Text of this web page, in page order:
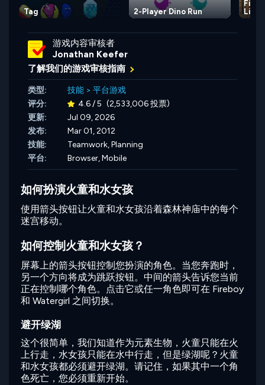
Tag 2-Player Dino Run
Light
游戏内容审核者
Jonathan Keefer
了解我们的游戏审核指南
类型: 技能 > 平台游戏
评分:
4.6 / 5 (2,533,006 投票)
更新:
Jul 09, 2026
发布:
Mar 01, 2012
技能:
Teamwork,Planning
平台:
Browser, Mobile
如何扮演火童和水女孩
使用箭头按钮让火童和水女孩沿着森林神庙中的每个
迷宫移动。
如何控制火童和水女孩？
屏幕上的箭头按钮控制您扮演的角色。当您奔跑时，
另一个方向将成为跳跃按钮。中间的箭头告诉您当前
正在控制哪个角色。点击它或任一角色即可在 Fireboy
和 Watergirl 之间切换。
避开绿湖
这个很简单，我们知道作为元素生物，火童只能在火
上行走，水女孩只能在水中行走，但是绿湖呢？火童
和水女孩都必须避开绿湖。请记住，如果其中一个角
色死亡，您必须重新开始。